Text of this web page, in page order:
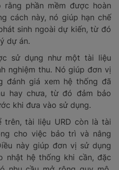
phần mềm được hoàn
cách này, nó giúp hạn chế
sinh ngoài dự kiến, từ đó
dự án.
sử dụng như một tài liệu
nghiệm thu. Nó giúp đơn vị
đánh giá xem hệ thống đã
hay chưa, từ đó đảm bảo
khi đưa vào sử dụng.
tài liệu URD còn là tài
cho việc bảo trì và nâng
này giúp đơn vị sử dụng
nhật hệ thống khi cần, đặc